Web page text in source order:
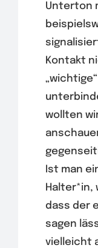
Unterton
Kontakt
wollten
Ist man
Halter*in,
dass der
sagen
vielleicht